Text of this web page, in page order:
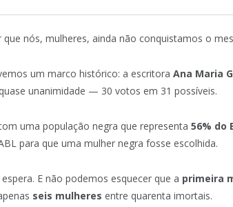
nós, mulheres, ainda não conquistamos o
um marco histórico: a escritora Ana Maria
unanimidade — 30 votos em 31 possíveis.
uma população negra que representa 56% do
para que uma mulher negra fosse escolhida.
E não podemos esquecer que a primeira
seis mulheres entre quarenta imortais.